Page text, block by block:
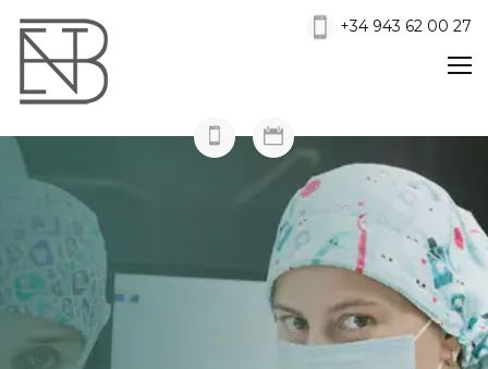
+34 943 62 00 27